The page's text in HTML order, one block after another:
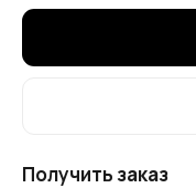
Получить заказ